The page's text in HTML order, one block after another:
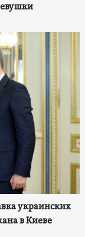
украинских
в Киеве